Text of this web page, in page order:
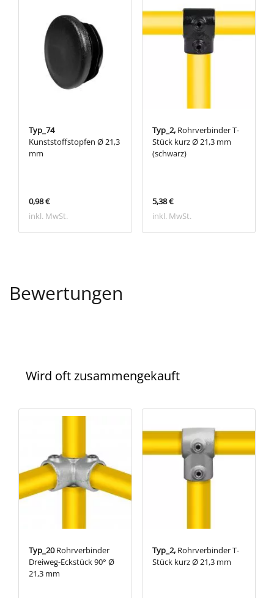
Typ_74
Kunststoffstopfen Ø 21,3
mm
0,98 €
inkl. MwSt.
Typ_2, Rohrverbinder T-
Stück kurz Ø 21,3 mm
(schwarz)
5,38 €
inkl. MwSt.
Bewertungen
Wird oft zusammengekauft
Typ_20Rohrverbinder
Dreiweg-Eckstück 90° Ø
21,3 mm
Typ_2, Rohrverbinder T-
Stück kurz Ø 21,3 mm